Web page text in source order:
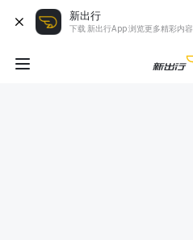
新出行
下载 新出行App 浏览更多精彩内容